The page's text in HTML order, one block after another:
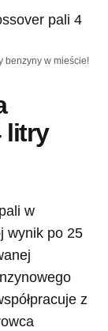
benzyny w mieście!
litry
w
wynik po 25
z